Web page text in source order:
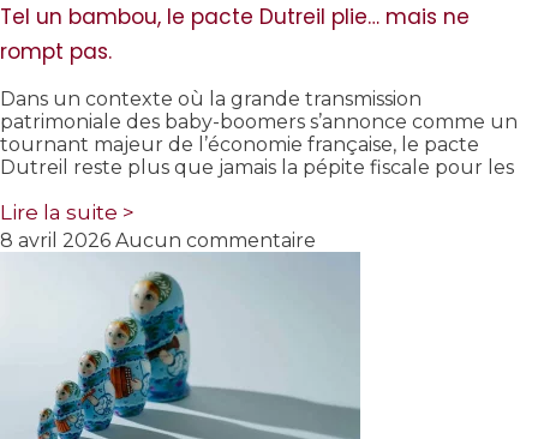
Tel un bambou, le pacte Dutreil plie… mais ne
rompt pas.
Dans un contexte où la grande transmission
patrimoniale des baby-boomers s’annonce comme un
tournant majeur de l’économie française, le pacte
Dutreil reste plus que jamais la pépite fiscale pour les
Lire la suite >
8 avril 2026 Aucun commentaire